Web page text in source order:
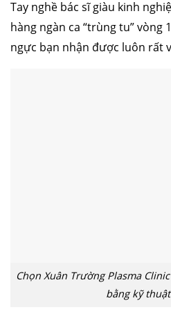
Tay nghề bác sĩ giàu kinh
hàng ngàn ca “trùng tu” vòng
ngực bạn nhận được luôn rất
Chọn Xuân Trường Plasma
bằng kỹ